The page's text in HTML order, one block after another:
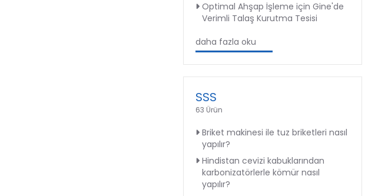
Optimal Ahşap İşleme için Gine'de
Verimli Talaş Kurutma Tesisi
daha fazla oku
SSS
63 Ürün
Briket makinesi ile tuz briketleri nasıl
yapılır?
Hindistan cevizi kabuklarından
karbonizatörlerle kömür nasıl
yapılır?